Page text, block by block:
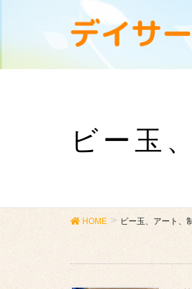
ビー玉
HOME ビー玉、アート、